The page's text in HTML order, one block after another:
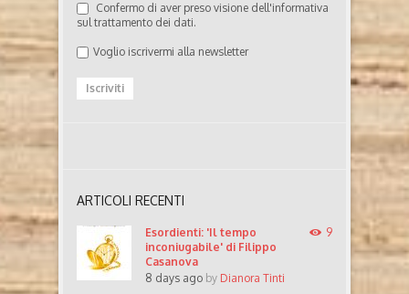
Confermo di aver preso visione dell'informativa
sul trattamento dei dati.
Voglio iscrivermi alla newsletter
ARTICOLI RECENTI
Esordienti: 'Il tempo
inconiugabile' di Filippo
Casanova
8 days ago by Dianora Tinti
9